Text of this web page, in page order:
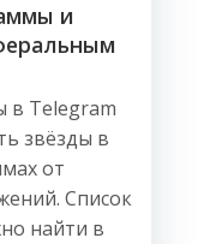
и
в Telegram
звёзды в
от
Список
найти в